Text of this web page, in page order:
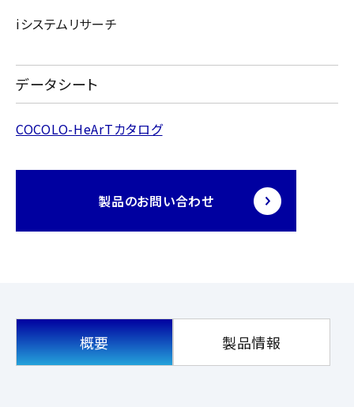
iシステムリサーチ
データシート
COCOLO-HeArTカタログ
製品のお問い合わせ
概要 製品情報